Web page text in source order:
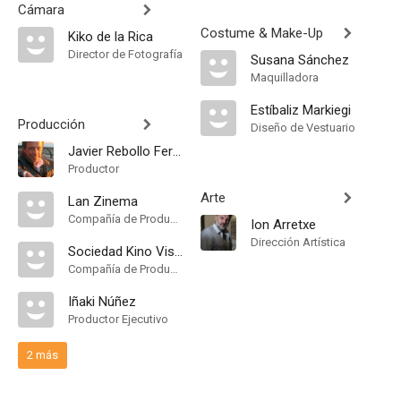
Cámara
Kiko de la Rica
Director de Fotografía
Producción
Javier Rebollo Fernández
Productor
Lan Zinema
Compañía de Produccion
Sociedad Kino Visión
Compañía de Produccion
Iñaki Núñez
Productor Ejecutivo
2 más
Costume & Make-Up
Susana Sánchez
Maquilladora
Estíbaliz Markiegi
Diseño de Vestuario
Arte
Ion Arretxe
Dirección Artística